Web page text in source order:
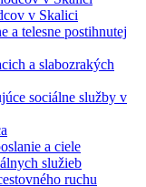
v Skalici
a telesne postihnutej
a slabozrakých
sociálne služby v
a ciele
služieb
ruchu